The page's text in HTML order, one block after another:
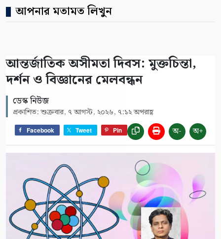
আপনার মতামত লিখুন
আন্তর্জাতিক অসীমতা দিবস: মুক্তচিন্তা,
দর্শন ও বিজ্ঞানের মেলবন্ধন
ডেস্ক নিউজ
প্রকাশিত: শুক্রবার, ৭ আগস্ট, ২০২৬, ৭:১২ অপরাহ্ণ
Facebook Tweet Pin অ- অ+